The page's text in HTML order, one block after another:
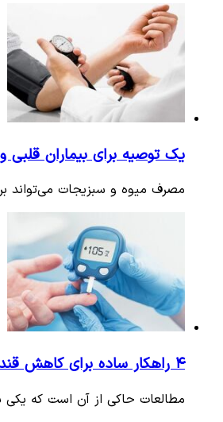
یک توصیه برای بیماران قلبی
مصرف میوه و سبزیجات می‌تواند
۴ راهکار ساده برای کاهش قند خون
مطالعات حاکی از آن است که یکی